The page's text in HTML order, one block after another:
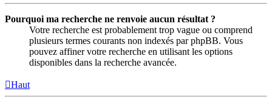
Pourquoi ma recherche ne renvoie aucun résultat ?
Votre recherche est probablement trop vague ou comprend
plusieurs termes courants non indexés par phpBB. Vous
pouvez affiner votre recherche en utilisant les options
disponibles dans la recherche avancée.
Haut